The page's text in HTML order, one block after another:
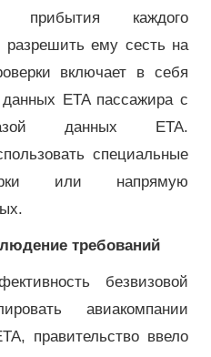
прибытия каждого
ему сесть на
включает в себя
данных ETA пассажира с
данных ETA.
специальные
или напрямую
требований
безвизовой
авиакомпании
правительство ввело